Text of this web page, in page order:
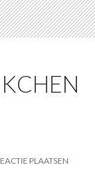
PLAATSEN